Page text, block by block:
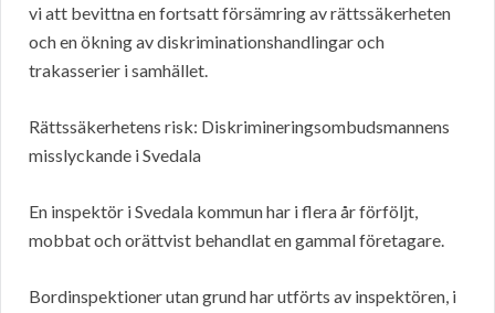
vi att bevittna en fortsatt försämring av rättssäkerheten
och en ökning av diskriminationshandlingar och
trakasserier i samhället.
Rättssäkerhetens risk: Diskrimineringsombudsmannens
misslyckande i Svedala
En inspektör i Svedala kommun har i flera år förföljt,
mobbat och orättvist behandlat en gammal företagare.
Bordinspektioner utan grund har utförts av inspektören, i